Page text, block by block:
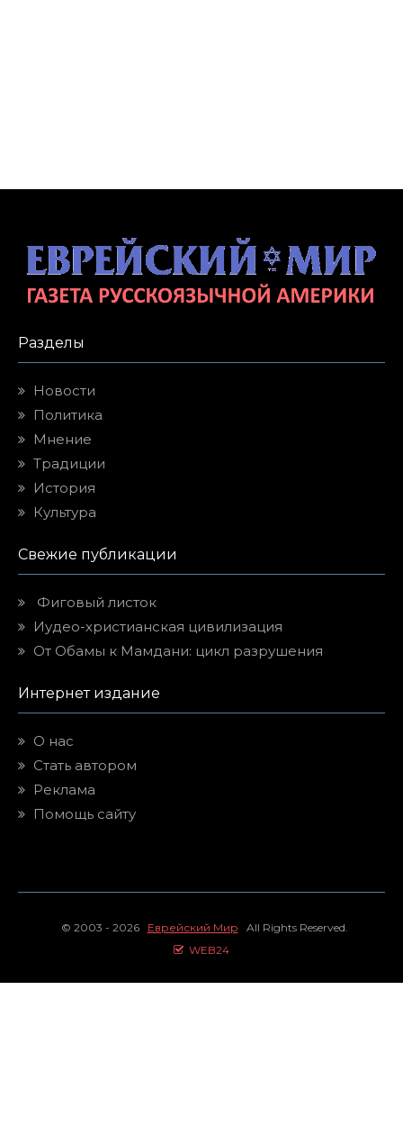
Разделы
Новости
Политика
Мнение
Традиции
История
Культура
Свежие публикации
Фиговый листок
Иудео-христианская цивилизация
От Обамы к Мамдани: цикл разрушения
Интернет издание
О нас
Стать автором
Реклама
Помощь сайту
© 2003 - 2026 Еврейский Мир All Rights Reserved.
WEB24